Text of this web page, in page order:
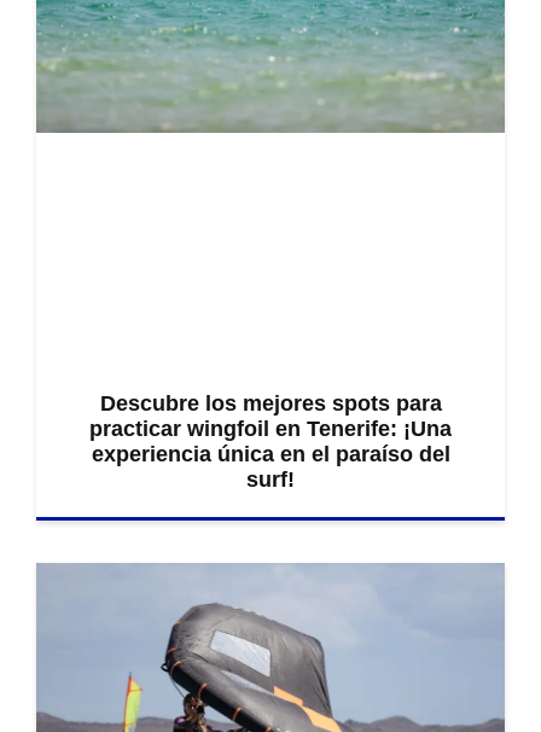
Descubre los mejores spots para
practicar wingfoil en Tenerife: ¡Una
experiencia única en el paraíso del
surf!